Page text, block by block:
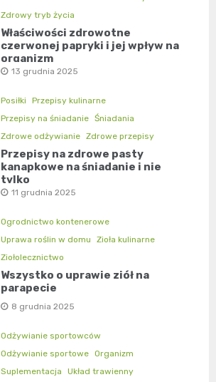
Zdrowy tryb życia
Właściwości zdrowotne
czerwonej papryki i jej wpływ na
organizm
13 grudnia 2025
Posiłki
Przepisy kulinarne
Przepisy na śniadanie Śniadania
Zdrowe odżywianie Zdrowe przepisy
Przepisy na zdrowe pasty
kanapkowe na śniadanie i nie
tylko
11 grudnia 2025
Ogrodnictwo kontenerowe
Uprawa roślin w domu
Zioła kulinarne
Ziołolecznictwo
Wszystko o uprawie ziół na
parapecie
8 grudnia 2025
Odżywianie sportowców
Odżywianie sportowe Organizm
Suplementacja
Układ trawienny